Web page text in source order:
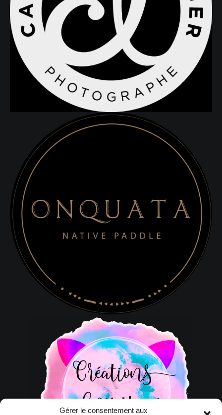
Gérer le consentement aux